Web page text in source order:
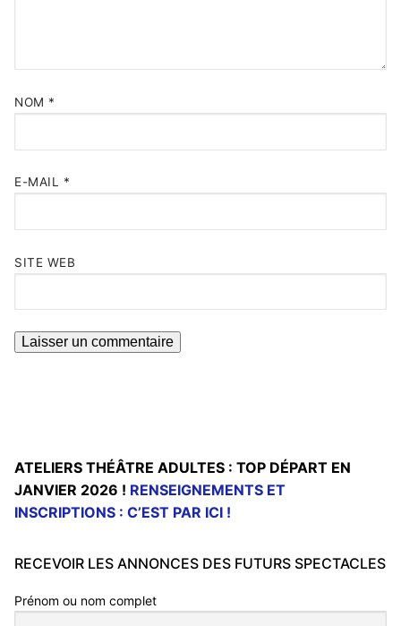
NOM *
E-MAIL *
SITE WEB
ATELIERS THÉÂTRE ADULTES : TOP DÉPART EN
JANVIER 2026 ! RENSEIGNEMENTS ET
INSCRIPTIONS : C’EST PAR ICI !
RECEVOIR LES ANNONCES DES FUTURS SPECTACLES
Prénom ou nom complet